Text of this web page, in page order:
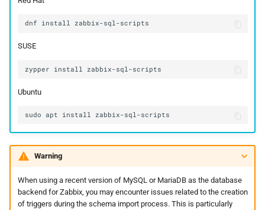
dnf install
SUSE
zypper install
Ubuntu
sudo apt install
Warning
When using a recent version of MySQL or MariaDB as the database
backend for Zabbix, you may encounter issues related to the creation
of triggers during the schema import process. This is particularly